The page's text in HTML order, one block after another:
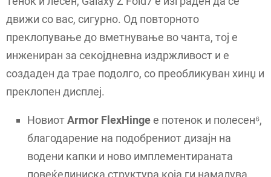
движи со вас, сигурно. Од повторното
преклопување до вметнување во чанта, тој е
инжениран за секојдневна издржливост и е
создаден да трае подолго, со преобликуван хинџ и
преклопен дисплеј.
НовиотArmor FlexHingeе потенок и полесен⁶,
благодарение на подобрениот дизајн на
водени капки и ново имплементираната